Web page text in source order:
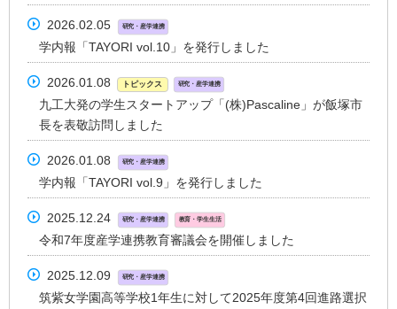
2026.02.05 研究・産学連携
学内報「TAYORI vol.10」を発行しました
2026.01.08 トピックス 研究・産学連携
九工大発の学生スタートアップ「(株)Pascaline」が飯塚市
長を表敬訪問しました
2026.01.08 研究・産学連携
学内報「TAYORI vol.9」を発行しました
2025.12.24 研究・産学連携 教育・学生生活
令和7年度産学連携教育審議会を開催しました
2025.12.09 研究・産学連携
筑紫女学園高等学校1年生に対して2025年度第4回進路選択